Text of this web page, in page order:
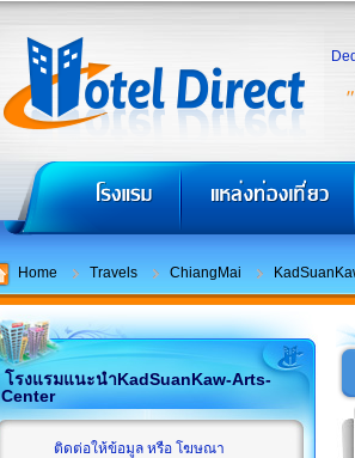
Home Travels ChiangMai
โรงแรมแนะนำKadSuanKaw-Arts-
Center
ติดต่อให้ข้อมูล หรือ โฆษณา